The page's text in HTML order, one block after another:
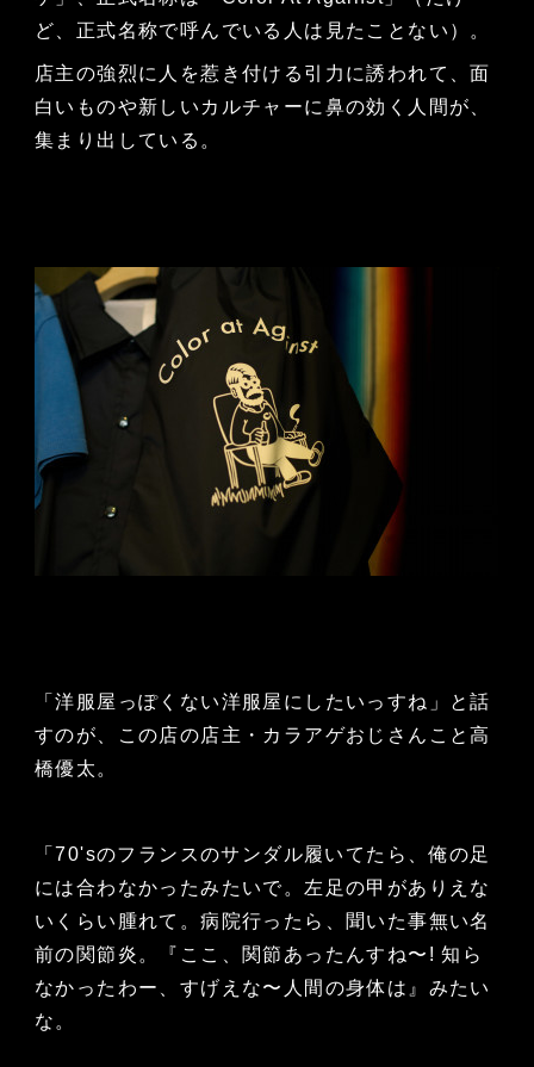
ど、正式名称で呼んでいる人は見たことない）。
店主の強烈に人を惹き付ける引力に誘われて、面
白いものや新しいカルチャーに鼻の効く人間が、
集まり出している。
「洋服屋っぽくない洋服屋にしたいっすね」と話
すのが、この店の店主・カラアゲおじさんこと高
橋優太。
「70'sのフランスのサンダル履いてたら、俺の足
には合わなかったみたいで。左足の甲がありえな
いくらい腫れて。病院行ったら、聞いた事無い名
前の関節炎。『ここ、関節あったんすね〜! 知ら
なかったわー、すげえな〜人間の身体は』みたい
な。